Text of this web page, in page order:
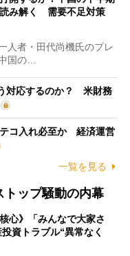
み解く 需要不足対策
人者・田代尚機氏のプレ
国の…
対応するのか？ 米財務
コ入れ必至か 経済運営
一覧を見る
トップ騒動の内幕
心》「みんなで大家さ
資トラブル“異常なく